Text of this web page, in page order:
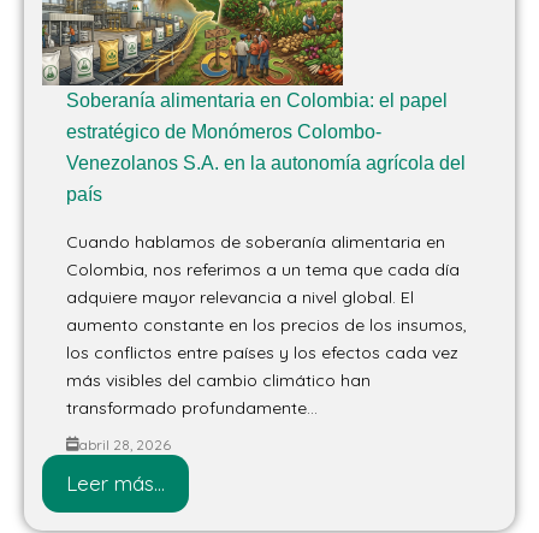
Soberanía alimentaria en Colombia: el papel
estratégico de Monómeros Colombo-
Venezolanos S.A. en la autonomía agrícola del
país
Cuando hablamos de soberanía alimentaria en
Colombia, nos referimos a un tema que cada día
adquiere mayor relevancia a nivel global. El
aumento constante en los precios de los insumos,
los conflictos entre países y los efectos cada vez
más visibles del cambio climático han
transformado profundamente...
abril 28, 2026
Leer más...